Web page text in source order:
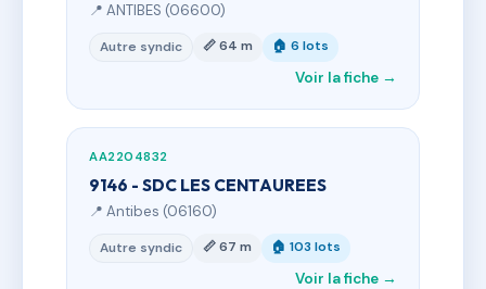
📍 ANTIBES (06600)
Autre syndic 📏 64 m 🏠 6 lots
Voir la fiche →
AA2204832
9146 - SDC LES CENTAUREES
📍 Antibes (06160)
Autre syndic 📏 67 m 🏠 103 lots
Voir la fiche →